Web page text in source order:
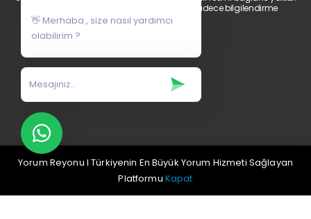
Yorum Reyonu l Türkiyenin En Büyük Yorum Hizmeti Sağlayan
Platformu Kapat
Google’a yapılan herhangi bir referans sadece bilgilendirme
amaçlıdır.
Yorum Reyonu © 2026 | Tüm Hakları Saklıdır.
👋 Merhaba , size nasıl yardımcı
olabilirim ?